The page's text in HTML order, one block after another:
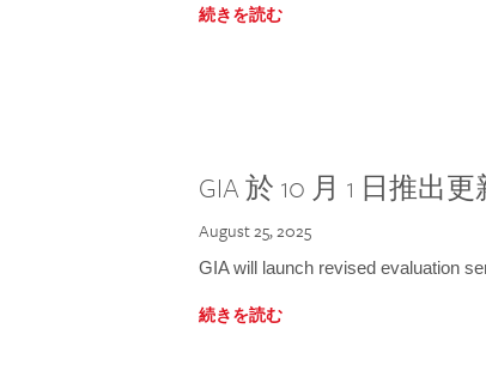
続きを読む
GIA 於 10 月 1 日推出
August 25, 2025
GIA will launch revised evaluation
続きを読む